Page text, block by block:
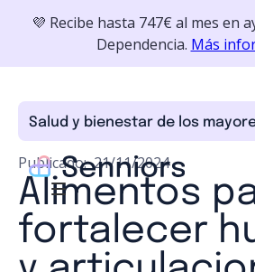
💜 Recibe hasta 747€ al mes en
Dependencia. Más
Salud y bienestar de los
Publicado:21/11/2024
Alimentos
fortalecer